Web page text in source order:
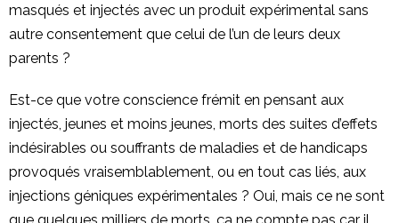
masqués et injectés avec un produit expérimental sans
autre consentement que celui de l’un de leurs deux
parents ?
Est-ce que votre conscience frémit en pensant aux
injectés, jeunes et moins jeunes, morts des suites d’effets
indésirables ou souffrants de maladies et de handicaps
provoqués vraisemblablement, ou en tout cas liés, aux
injections géniques expérimentales ? Oui, mais ce ne sont
que quelques milliers de morts, ça ne compte pas car il